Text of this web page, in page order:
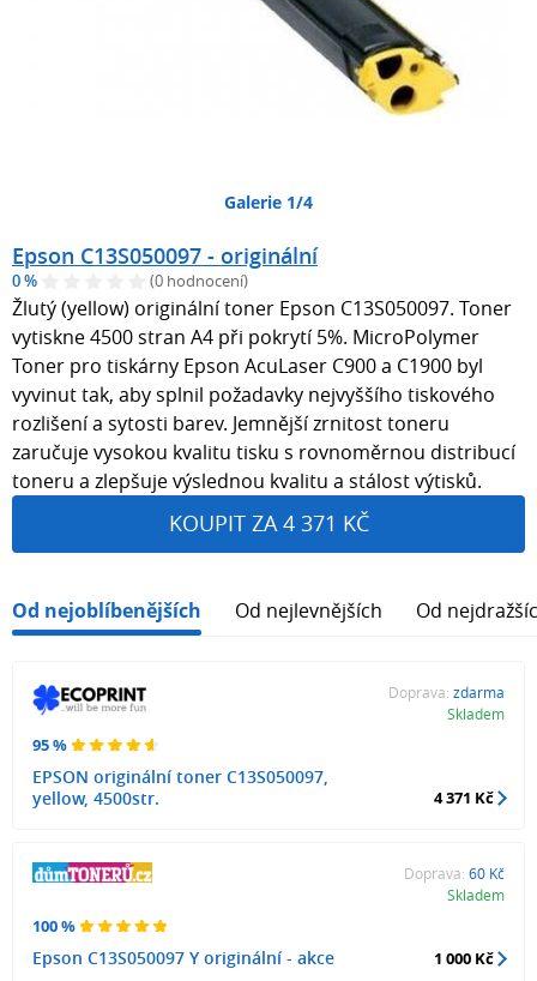
Galerie 1/4
Epson C13S050097 - originální
0 % (0 hodnocení)
Žlutý (yellow) originální toner Epson C13S050097. Toner
vytiskne 4500 stran A4 při pokrytí 5%. MicroPolymer
Toner pro tiskárny Epson AcuLaser C900 a C1900 byl
vyvinut tak, aby splnil požadavky nejvyššího tiskového
rozlišení a sytosti barev. Jemnější zrnitost toneru
zaručuje vysokou kvalitu tisku s rovnoměrnou distribucí
toneru a zlepšuje výslednou kvalitu a stálost výtisků.
KOUPIT ZA 4 371 KČ
Od nejoblíbenějších Od nejlevnějších Od
95 %
EPSON originální toner C13S050097,
yellow, 4500str.
Doprava: zdarma
Skladem
4 371 Kč
100 %
Epson C13S050097 Y originální - akce
Doprava: 60 Kč
Skladem
1 000 Kč